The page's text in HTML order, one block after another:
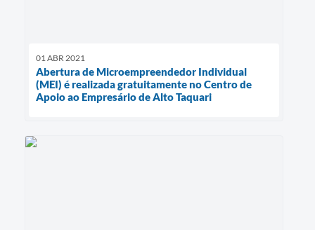
01 ABR 2021
Abertura de Microempreendedor Individual
(MEI) é realizada gratuitamente no Centro de
Apoio ao Empresário de Alto Taquari